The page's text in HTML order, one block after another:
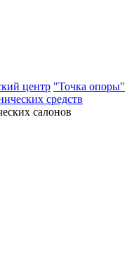
центр "Точка опоры"
средств
салонов